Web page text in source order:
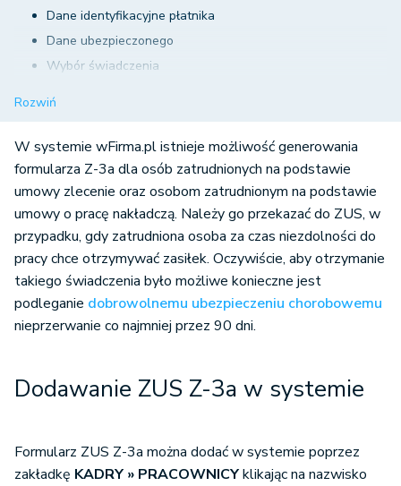
Dane identyfikacyjne płatnika
Dane ubezpieczonego
Wybór świadczenia
Informacja o wypłaconych świadczeniach
Pozostałe informacje
Określenie przychodu na cele ustalenia podstawy zasiłku
Uwagi
Oświadczenie o podaniu faktycznych danych
Rozwiń
W systemie wFirma.pl istnieje możliwość generowania
formularza Z-3a dla osób zatrudnionych na podstawie
umowy zlecenie oraz osobom zatrudnionym na podstawie
umowy o pracę nakładczą. Należy go przekazać do ZUS, w
przypadku, gdy zatrudniona osoba za czas niezdolności do
pracy chce otrzymywać zasiłek. Oczywiście, aby otrzymanie
takiego świadczenia było możliwe konieczne jest
podleganie dobrowolnemu ubezpieczeniu chorobowemu
nieprzerwanie co najmniej przez 90 dni.
Dodawanie ZUS Z-3a w systemie
Formularz ZUS Z-3a można dodać w systemie poprzez
zakładkę KADRY » PRACOWNICYklikając na nazwisko